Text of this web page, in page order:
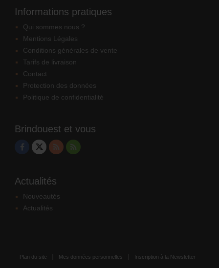
Informations pratiques
Qui sommes nous ?
Mentions Légales
Conditions générales de vente
Tarifs de livraison
Contact
Protection des données
Politique de confidentialité
Brindouest et vous
Actualités
Nouveautés
Actualités
Plan du site Mes données personnelles Inscription à la Newsletter